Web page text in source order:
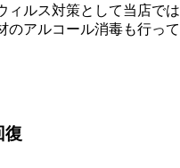
ィルス対策として当店では
のアルコール消毒も行って
復